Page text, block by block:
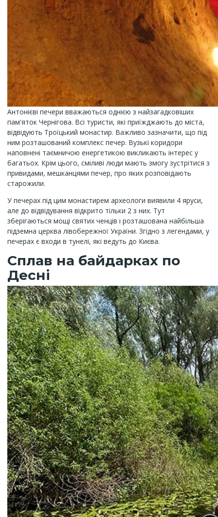
Антонієві печери вважаються однією з найзагадковіших
пам'яток Чернігова. Всі туристи, які приїжджають до міста,
відвідують Троїцький монастир. Важливо зазначити, що під
ним розташований комплекс печер. Вузькі коридори
наповнені таємничою енергетикою викликають інтерес у
багатьох. Крім цього, сміливі люди мають змогу зустрітися з
привидами, мешканцями печер, про яких розповідають
старожили.
У печерах під цим монастирем археологи виявили 4 яруси,
але до відвідування відкрито тільки 2 з них. Тут
зберігаються мощі святих ченців і розташована найбільша
підземна церква лівобережної України. Згідно з легендами, у
печерах є входи в тунелі, які ведуть до Києва.
Сплав на байдарках по
Десні